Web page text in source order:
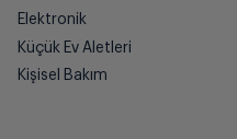
Elektronik
Küçük Ev Aletleri
Kişisel Bakım